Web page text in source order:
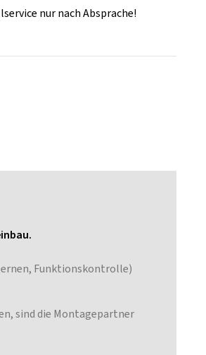
nur nach Absprache!
Funktionskontrolle)
sind die Montagepartner